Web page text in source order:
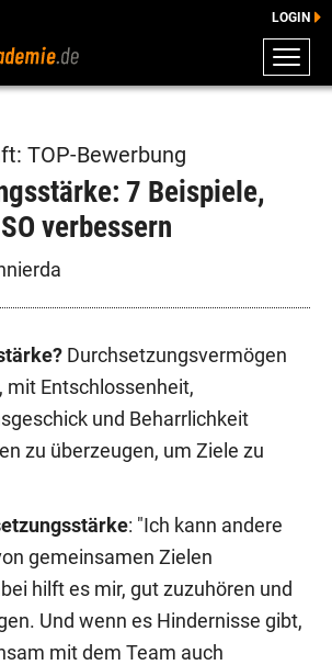
LOGIN
TOP-Bewerbung
7 Beispiele,
verbessern
Durchsetzungsvermögen
mit Entschlossenheit,
und Beharrlichkeit
zu überzeugen, um Ziele zu
: "Ich kann andere
gemeinsamen Zielen
hilft es mir, gut zuzuhören und
Und wenn es Hindernisse gibt,
mit dem Team auch